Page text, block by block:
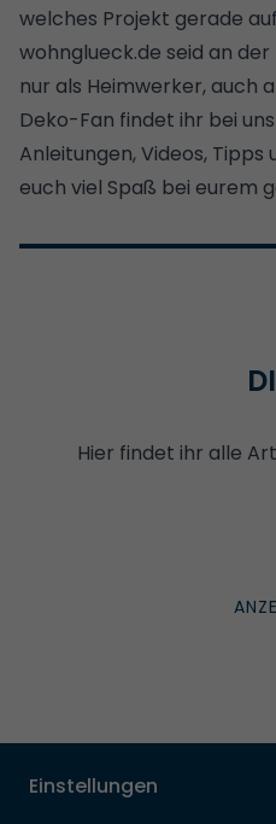
welches Projekt gerade
wohnglueck.de seid an
nur als Heimwerker, auch
Deko-Fan findet ihr bei
Anleitungen, Videos, Tipps
euch viel Spaß bei eurem
Hier findet ihr alle
Einstellungen